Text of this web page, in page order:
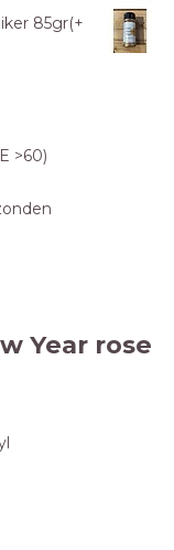
85gr(+
>60)
Year rose